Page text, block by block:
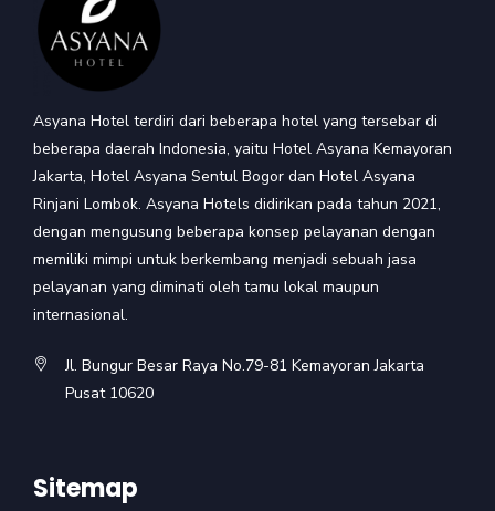
Asyana Hotel terdiri dari beberapa hotel yang tersebar di
beberapa daerah Indonesia, yaitu Hotel Asyana Kemayoran
Jakarta, Hotel Asyana Sentul Bogor dan Hotel Asyana
Rinjani Lombok. Asyana Hotels didirikan pada tahun 2021,
dengan mengusung beberapa konsep pelayanan dengan
memiliki mimpi untuk berkembang menjadi sebuah jasa
pelayanan yang diminati oleh tamu lokal maupun
internasional.
Jl. Bungur Besar Raya No.79-81 Kemayoran Jakarta
Pusat 10620
Sitemap